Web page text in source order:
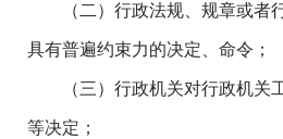
（二）行政法规、规章或者
具有普遍约束力的决定、命令；
（三）行政机关对行政机关
等决定；